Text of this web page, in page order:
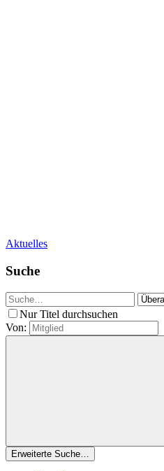
Aktuelles
Suche
Nur Titel durchsuchen
Von:
Erweiterte Suche…